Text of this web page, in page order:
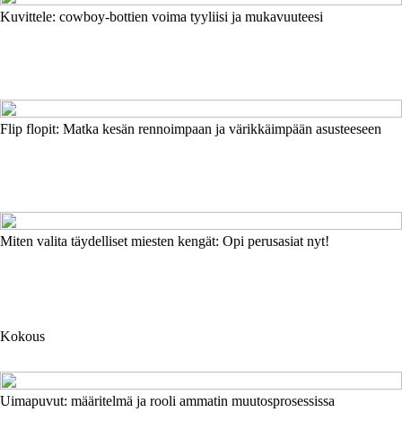
Kuvittele: cowboy-bottien voima tyyliisi ja mukavuuteesi
Flip flopit: Matka kesän rennoimpaan ja värikkäimpään asusteeseen
Miten valita täydelliset miesten kengät: Opi perusasiat nyt!
Kokous
Uimapuvut: määritelmä ja rooli ammatin muutosprosessissa